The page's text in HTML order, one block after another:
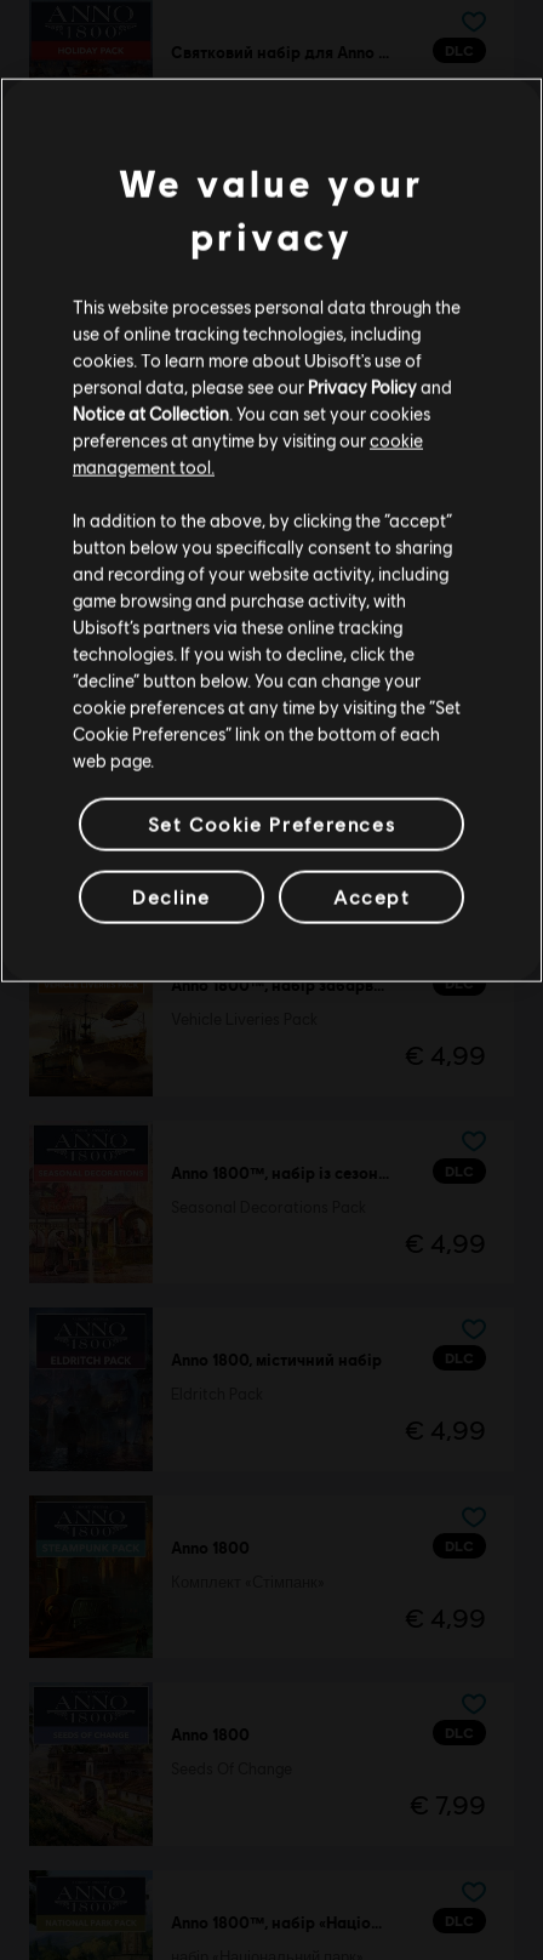
DLC
Anno 1800
€ 24,99
Anno 1800™, набір із розвагами
Amusements Pack
Anno 1800™, набір «Промислова зона»
Industrial Zone Pack
€ 4,99
DLC
Anno 1800
City Lights Pack
€ 4,99
DLC
Anno 1800™, набір забарвлення для транспорту
€ 4,99
DLC
€ 4,99
DLC
Anno 1800, містичний набір
€ 4,99
DLC
Anno 1800
€ 4,99
DLC
Anno 1800
€ 7,99
DLC
Гадаємо, ваша країна —
Америки.
Відвідайте наш місцевий магазин, аби зробити
покупку.
Залишитися в поточному магазині
Оновіть своє місцезнаходження
We value your
privacy
This website processes personal data through the
use of online tracking technologies, including
cookies. To learn more about Ubisoft's use of
personal data, please see our Privacy Policyand
Notice at Collection. You can set your cookies
preferences at anytime by visiting ourcookie
management tool.
In addition to the above, by clicking the “accept”
button below you specifically consent to sharing
and recording of your website activity, including
game browsing and purchase activity, with
Ubisoft’s partners via these online tracking
technologies. If you wish to decline, click the
“decline” button below. You can change your
cookie preferences at any time by visiting the “Set
Cookie Preferences” link on the bottom of each
web page.
Set Cookie Preferences
Decline Accept